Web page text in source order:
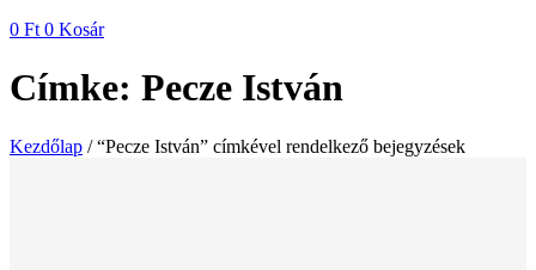
0 Ft 0 Kosár
Címke: Pecze István
Kezdőlap / “Pecze István” címkével rendelkező bejegyzések